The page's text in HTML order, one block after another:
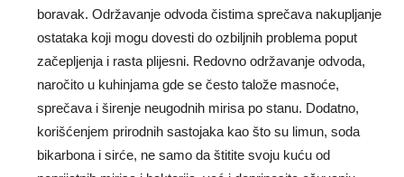
boravak. Održavanje odvoda čistima sprečava nakupljanje
ostataka koji mogu dovesti do ozbiljnih problema poput
začepljenja i rasta plijesni. Redovno održavanje odvoda,
naročito u kuhinjama gde se često talože masnoće,
sprečava i širenje neugodnih mirisa po stanu. Dodatno,
korišćenjem prirodnih sastojaka kao što su limun, soda
bikarbona i sirće, ne samo da štitite svoju kuću od